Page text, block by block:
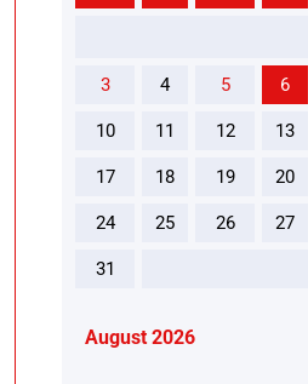
August 2026
3 4 5 6
10 11 12 13
17 18 19 20
24 25 26 27
31